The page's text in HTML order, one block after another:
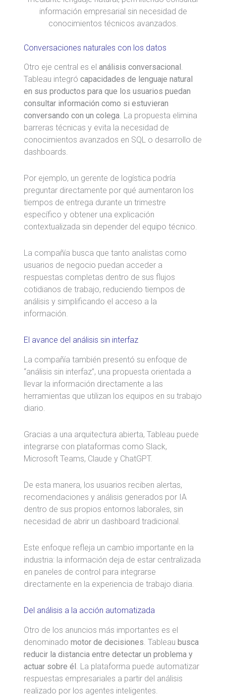
información empresarial sin necesidad de
conocimientos técnicos avanzados.
Conversaciones naturales con los datos
Otro eje central es elanálisis conversacional .
Tableau integrócapacidades de lenguaje natural
en sus productos para que los usuarios puedan
consultar información como si estuvieran
conversando con un colega. La propuesta elimina
barreras técnicas y evita la necesidad de
conocimientos avanzados en SQL o desarrollo de
dashboards.
Por ejemplo, un gerente de logística podría
preguntar directamente por qué aumentaron los
tiempos de entrega durante un trimestre
específico y obtener una explicación
contextualizada sin depender del equipo técnico.
La compañía busca que tanto analistas como
usuarios de negocio puedan acceder a
respuestas completas dentro de sus flujos
cotidianos de trabajo, reduciendo tiempos de
análisis y simplificando el acceso a la
información.
El avance del análisis sin interfaz
La compañía también presentó su enfoque de
“análisis sin interfaz”, una propuesta orientada a
llevar la información directamente a las
herramientas que utilizan los equipos en su trabajo
diario.
Gracias a una arquitectura abierta, Tableau puede
integrarse con plataformas como Slack,
Microsoft Teams, Claude y ChatGPT.
De esta manera, los usuarios reciben alertas,
recomendaciones y análisis generados por IA
dentro de sus propios entornos laborales, sin
necesidad de abrir un dashboard tradicional.
Este enfoque refleja un cambio importante en la
industria: la información deja de estar centralizada
en paneles de control para integrarse
directamente en la experiencia de trabajo diaria.
Del análisis a la acción automatizada
Otro de los anuncios más importantes es el
denominadomotor de decisiones. Tableaubusca
reducir la distancia entre detectar un problema y
actuar sobre él. La plataforma puede automatizar
respuestas empresariales a partir del análisis
realizado por los agentes inteligentes.